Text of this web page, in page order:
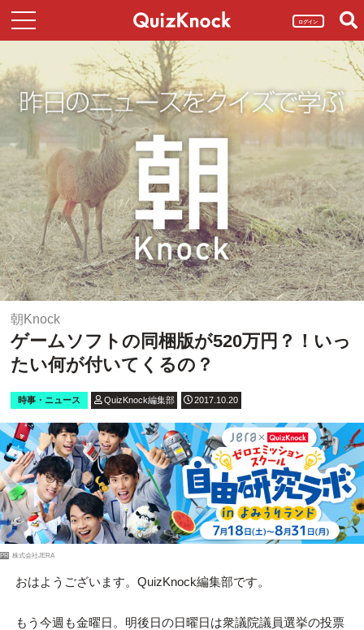
ログイン
朝Knock
ゲームソフトの同梱版が520万円？！いっ
たい何が付いてくるの？
時事・ニュース QuizKnock編集部 2017.10.20
PR 株式会社JERA
おはようございます。QuizKnock編集部です。
もう今週も金曜日。明後日の日曜日は衆議院議員選挙の投票